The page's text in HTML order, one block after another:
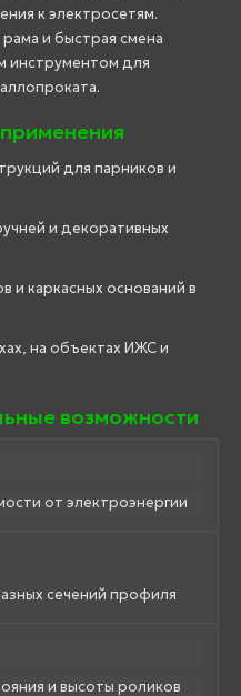
к электросетям.
и быстрая смена
инструментом для
для парников и
и декоративных
и каркасных оснований в
на объектах ИЖС и
возможности
от электроэнергии
сечений профиля
и высоты роликов